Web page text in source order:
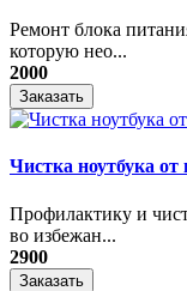
​Ремонт блока
которую нео...
2000
Заказать
Чистка ноутбука
Профилактику и
во избежан...
2900
Заказать